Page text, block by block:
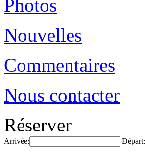
Photos
Nouvelles
Commentaires
Nous contacter
Réserver
Arrivée: Départ: